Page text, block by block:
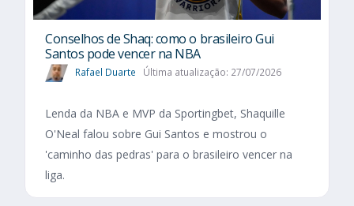
Conselhos de Shaq: como o brasileiro Gui
Santos pode vencer na NBA
Rafael Duarte Última atualização: 27/07/2026
Lenda da NBA e MVP da Sportingbet, Shaquille
O'Neal falou sobre Gui Santos e mostrou o
'caminho das pedras' para o brasileiro vencer na
liga.